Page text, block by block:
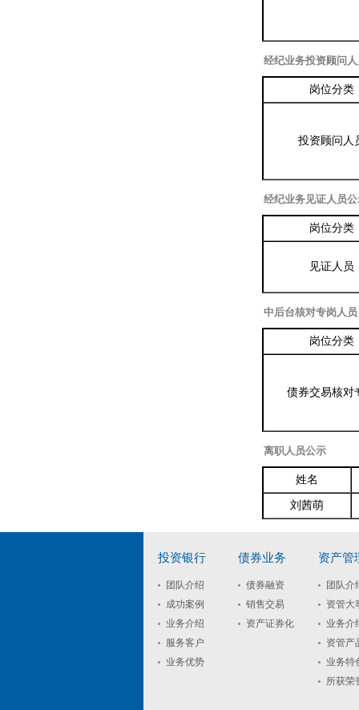
经纪业务投资顾问
岗位分类
投资顾问人
经纪业务见证人员
岗位分类
见证人员
中后台核对专岗人员
岗位分类
债券交易核对
离职人员公示
姓名
刘茜萌
投资银行
团队介绍
成功案例
业务介绍
服务客户
业务优势
债券业务
债券融资
销售交易
资产证券化
资产管
团队介
资管大
业务介
资管产
业务特
所获荣